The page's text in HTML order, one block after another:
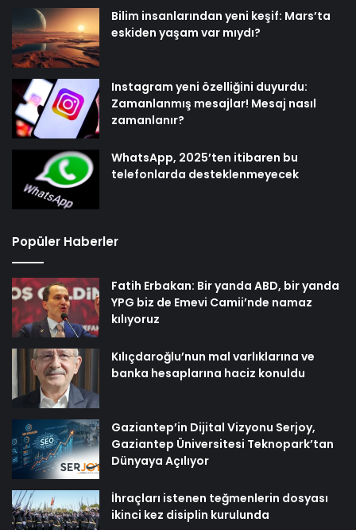
Bilim insanlarından yeni keşif: Mars’ta
eskiden yaşam var mıydı?
Instagram yeni özelliğini duyurdu:
Zamanlanmış mesajlar! Mesaj nasıl
zamanlanır?
WhatsApp, 2025’ten itibaren bu
telefonlarda desteklenmeyecek
Popüler Haberler
Fatih Erbakan: Bir yanda ABD, bir yanda
YPG biz de Emevi Camii’nde namaz
kılıyoruz
Kılıçdaroğlu’nun mal varlıklarına ve
banka hesaplarına haciz konuldu
Gaziantep’in Dijital Vizyonu Serjoy,
Gaziantep Üniversitesi Teknopark’tan
Dünyaya Açılıyor
İhraçları istenen teğmenlerin dosyası
ikinci kez disiplin kurulunda